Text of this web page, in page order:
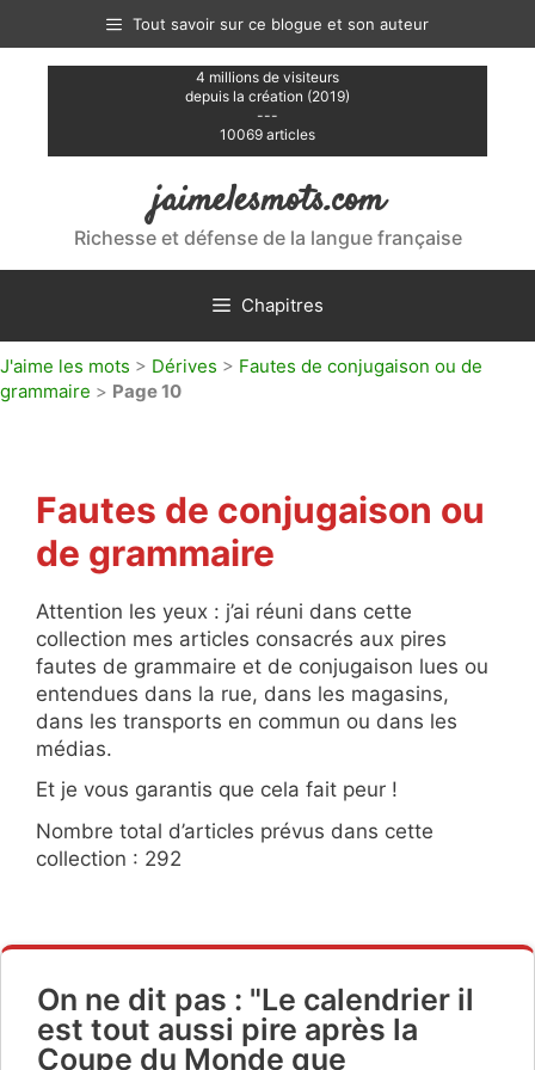
contenu
Tout savoir sur ce blogue et son auteur
4 millions de visiteurs
depuis la création (2019)
---
10069 articles
jaimelesmots.com
Richesse et défense de la langue française
Chapitres
J'aime les mots > Dérives > Fautes de conjugaison ou de
grammaire > Page 10
Fautes de conjugaison ou
de grammaire
Attention les yeux : j’ai réuni dans cette
collection mes articles consacrés aux pires
fautes de grammaire et de conjugaison lues ou
entendues dans la rue, dans les magasins,
dans les transports en commun ou dans les
médias.
Et je vous garantis que cela fait peur !
Nombre total d’articles prévus dans cette
collection : 292
On ne dit pas : "Le calendrier il
est tout aussi pire après la
Coupe du Monde que